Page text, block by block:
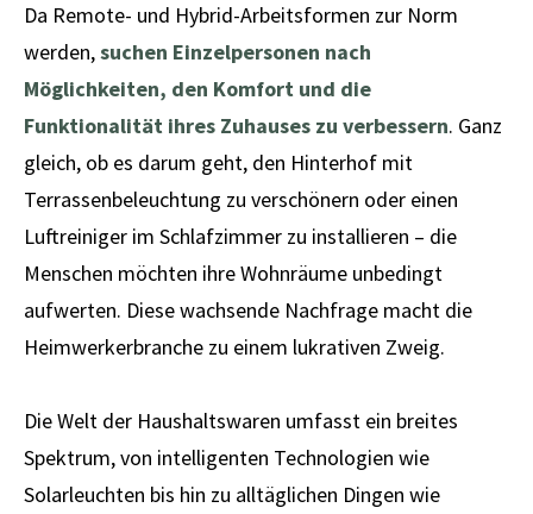
Da Remote- und Hybrid-Arbeitsformen zur Norm
werden,suchen Einzelpersonen nach
Möglichkeiten, den Komfort und die
Funktionalität ihres Zuhauses zu verbessern. Ganz
gleich, ob es darum geht, den Hinterhof mit
Terrassenbeleuchtung zu verschönern oder einen
Luftreiniger im Schlafzimmer zu installieren – die
Menschen möchten ihre Wohnräume unbedingt
aufwerten. Diese wachsende Nachfrage macht die
Heimwerkerbranche zu einem lukrativen Zweig.
Die Welt der Haushaltswaren umfasst ein breites
Spektrum, von intelligenten Technologien wie
Solarleuchten bis hin zu alltäglichen Dingen wie